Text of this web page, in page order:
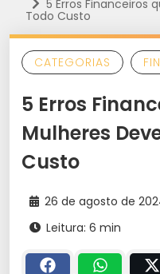
5 Erros Financeiros
Todo Custo
CATEGORIAS
5 Erros
Mulheres
Custo
26 de agosto de
Leitura: 6 min